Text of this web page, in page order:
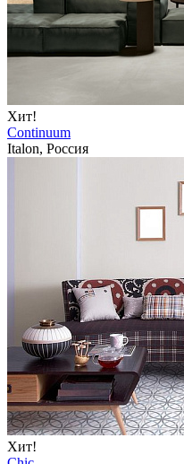
Хит!
Continuum
Italon, Россия
Хит!